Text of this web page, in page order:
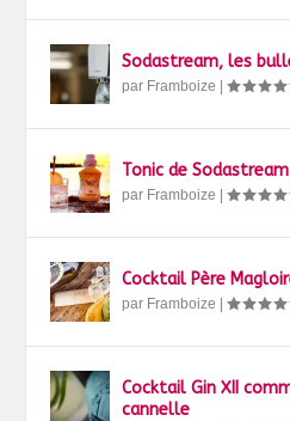
Sodastream, les
par Framboize |
Tonic de Sodastream
par Framboize |
Cocktail Père
par Framboize |
Cocktail Gin XII
cannelle